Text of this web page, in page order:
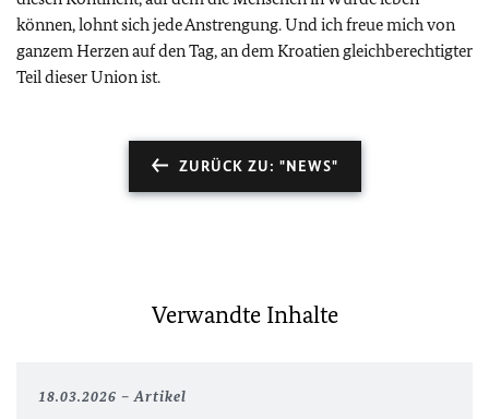
können, lohnt sich jede Anstrengung. Und ich freue mich von
ganzem Herzen auf den Tag, an dem Kroatien gleichberechtigter
Teil dieser Union ist.
ZURÜCK ZU: "NEWS"
Verwandte Inhalte
18.03.2026 Artikel